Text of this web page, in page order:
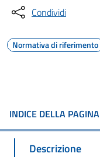
Condividi
Normativa di riferimento
INDICE DELLA PAGINA
Descrizione